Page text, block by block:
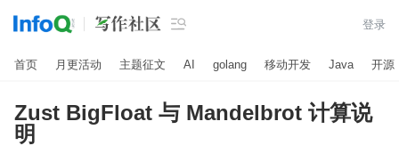
 登录
首页 月更活动 主题征文 AI golang 移动开发 Java 开源
Zust BigFloat 与 Mandelbrot 计算说
明